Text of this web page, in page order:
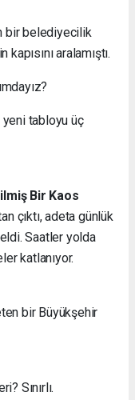
bir belediyecilik
aralamıştı.
yeni tabloyu üç
Bir Kaos
çıktı, adeta günlük
Saatler yolda
katlanıyor.
bir Büyükşehir
Sınırlı.